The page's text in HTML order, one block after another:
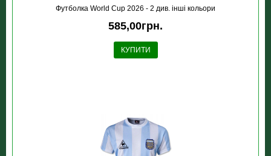
Футболка World Cup 2026 - 2 див. інші кольори
585,00грн.
КУПИТИ